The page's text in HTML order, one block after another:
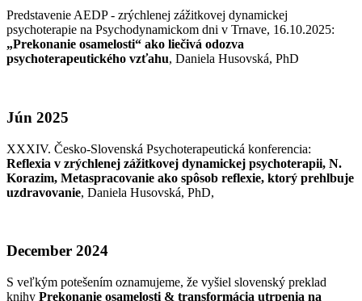
Predstavenie AEDP - zrýchlenej zážitkovej dynamickej
psychoterapie na Psychodynamickom dni v Trnave, 16.10.2025:
„Prekonanie osamelosti“ ako liečivá odozva
psychoterapeutického vzťahu, Daniela Husovská, PhD
Jún 2025
XXXIV. Česko-Slovenská Psychoterapeutická konferencia:
Reflexia v zrýchlenej zážitkovej dynamickej psychoterapii, N.
Korazim, Metaspracovanie ako spôsob reflexie, ktorý prehlbuje
uzdravovanie, Daniela Husovská, PhD,
December 2024
S veľkým potešením oznamujeme, že vyšiel slovenský preklad
knihy Prekonanie osamelosti & transformácia utrpenia na